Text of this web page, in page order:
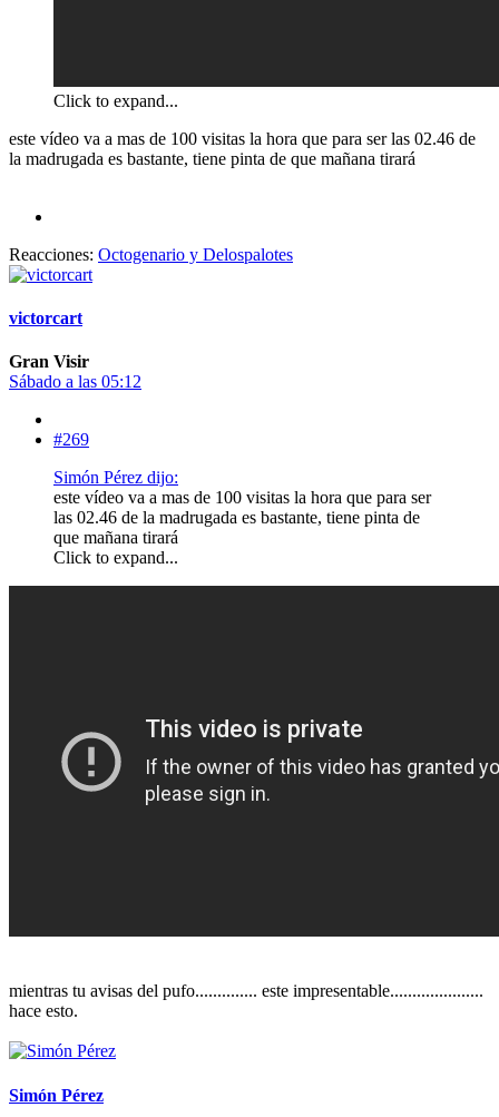
Click to expand...
este vídeo va a mas de 100 visitas la hora que para ser las 02.46 de
la madrugada es bastante, tiene pinta de que mañana tirará
Reacciones: Octogenario y Delospalotes
victorcart
Gran Visir
Sábado a las 05:12
#269
Simón Pérez dijo:
este vídeo va a mas de 100 visitas la hora que para ser
las 02.46 de la madrugada es bastante, tiene pinta de
que mañana tirará
Click to expand...
mientras tu avisas del pufo.............. este impresentable.....................
hace esto.
Simón Pérez